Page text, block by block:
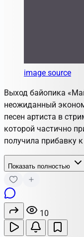
image source
Выход байопика
неожиданный
песен артиста в
которой частично
получила прибавку
Показать полностью
10